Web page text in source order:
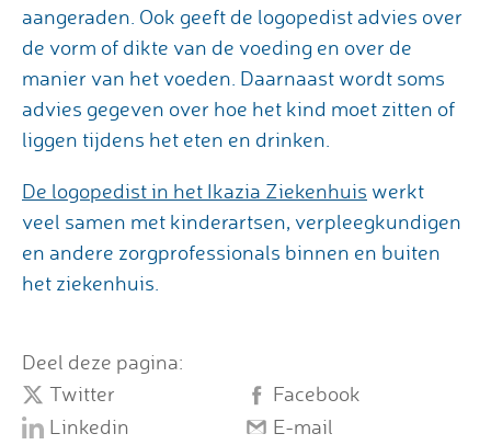
aangeraden. Ook geeft de logopedist advies over
de vorm of dikte van de voeding en over de
manier van het voeden. Daarnaast wordt soms
advies gegeven over hoe het kind moet zitten of
liggen tijdens het eten en drinken.
De logopedist in het Ikazia Ziekenhuis werkt
veel samen met kinderartsen, verpleegkundigen
en andere zorgprofessionals binnen en buiten
het ziekenhuis.
Deel deze pagina:
Twitter
Facebook
Linkedin
E-mail